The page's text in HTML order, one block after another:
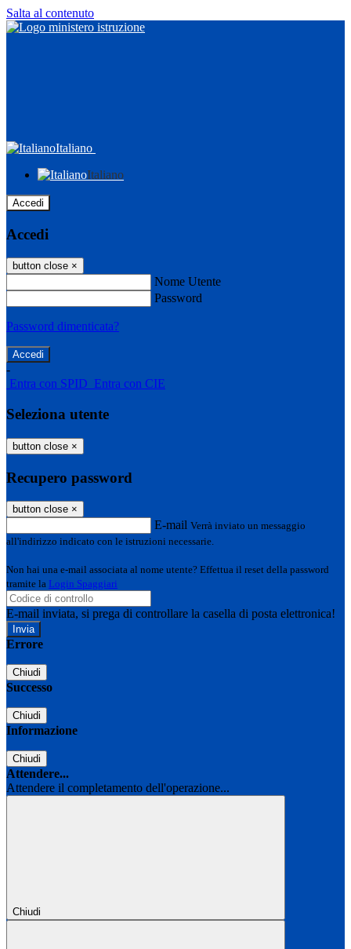
Salta al contenuto
Italiano
Italiano
Accedi
Accedi
button close ×
Nome Utente
Password
Password dimenticata?
-
Entra con SPID Entra con CIE
Seleziona utente
button close ×
Recupero password
button close ×
E-mail Verrà inviato un messaggio
all'indirizzo indicato con le istruzioni necessarie.
Non hai una e-mail associata al nome utente? Effettua il reset della password
tramite la Login Spaggiari
E-mail inviata, si prega di controllare la casella di posta elettronica!
Errore
Chiudi
Successo
Chiudi
Informazione
Chiudi
Attendere...
Attendere il completamento dell'operazione...
Chiudi